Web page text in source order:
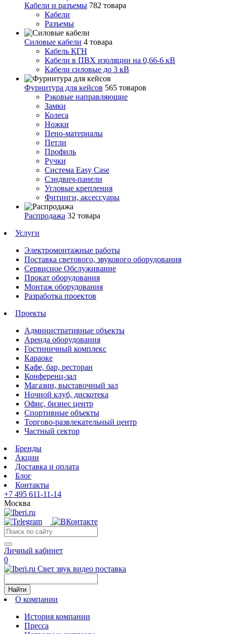
Кабели и разъемы 782 товара
Кабели
Разъемы
Силовые кабели 4 товара
Кабель КГН
Кабели в ПВХ изоляции на 0,66-6 кВ
Кабели силовые до 3 кВ
Фурнитура для кейсов 565 товаров
Рэковые направляющие
Замки
Колеса
Ножки
Пено-материалы
Петли
Профиль
Ручки
Система Easy Case
Сэндвич-панели
Угловые крепления
Фитинги, аксессуары
Распродажа 32 товара
Услуги
Электромонтажные работы
Поставка светового, звукового оборудования
Сервисное Обслуживание
Прокат оборудования
Монтаж оборудования
Разработка проектов
Проекты
Административные объекты
Аренда оборудования
Гостиничный комплекс
Караоке
Кафе, бар, ресторан
Конференц-зал
Магазин, выставочный зал
Ночной клуб, дискотека
Офис, бизнес центр
Спортивные объекты
Торгово-развлекательный центр
Частный сектор
Бренды
Акции
Доставка и оплата
Блог
Контакты
+7 495 611-11-14
Москва
Личный кабинет
0
Свет звук видео поставка
Найти
О компании
История компании
Пресса